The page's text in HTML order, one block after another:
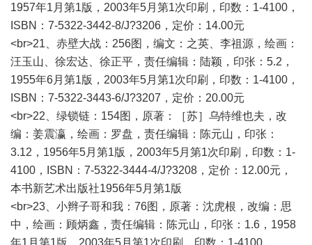
1957年1月第1版，2003年5月第1次印刷，印数：1-4100，
ISBN：7-5322-3442-8/J?3206，定价：14.00元
<br>21、赤壁大战：256图，编文：之英、李祖源，绘画：
汪玉山、徐宏达、徐正平，责任编辑：陆颖，印张：5.2，
1955年6月第1版，2003年5月第1次印刷，印数：1-4100，
ISBN：7-5322-3443-6/J?3207，定价：20.00元
<br>22、绿锁链：154图，原著：［苏］乌特维也夫，改
编：姜震瀛，绘画：罗盘，责任编辑：陈元山，印张：
3.12，1956年5月第1版，2003年5月第1次印刷，印数：1-
4100，ISBN：7-5322-3444-4/J?3208，定价：12.00元，
本书新艺术出版社1956年5月第1版
<br>23、小辫子哥和我：76图，原著：沈虎根，改编：思
中，绘画：顾炳鑫，责任编辑：陈元山，印张：1.6，1958
年1月第1版，2003年5月第1次印刷，印数：1-4100，